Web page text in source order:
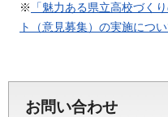
※
「魅力ある県立高校づく
ト（意見募集）の実施につ
お問い合わせ